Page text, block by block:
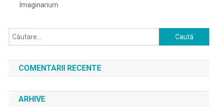
Imaginarium
Caută
după:
COMENTARII RECENTE
ARHIVE